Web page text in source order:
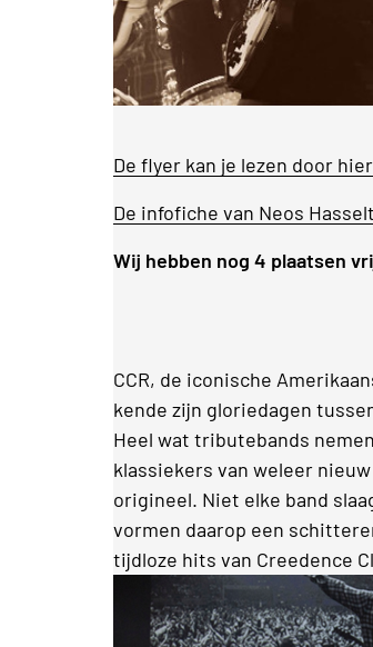
De flyer kan je lezen door
De infofiche van Neos
Wij hebben nog 4 plaatsen
CCR, de iconische
kende zijn gloriedagen
Heel wat tributebands
klassiekers van weleer
origineel. Niet elke band
vormen daarop een
tijdloze hits van Creedence